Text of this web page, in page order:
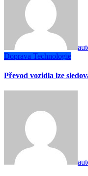
Doprava Technologie
Převod vozidla lze